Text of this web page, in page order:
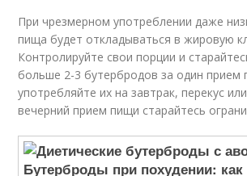
При чрезмерном употреблении даже
пища будет откладываться в жировую
Контролируйте свои порции и
больше 2-3 бутербродов за один прием
употребляйте их на завтрак, перекус
вечерний прием пищи старайтесь